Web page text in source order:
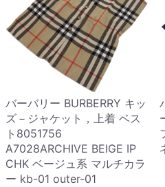
バーバリー BURBERRY キッ
ズ－ジャケット，上着 ベス
ト8051756
A7028ARCHIVE BEIGE IP
CHK ベージュ系 マルチカラ
ー kb-01 outer-01